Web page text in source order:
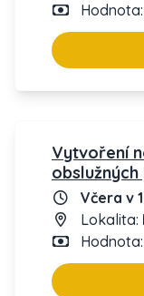
Hodnota:
Vytvoření
Včera v
Lokalita:
Hodnota: